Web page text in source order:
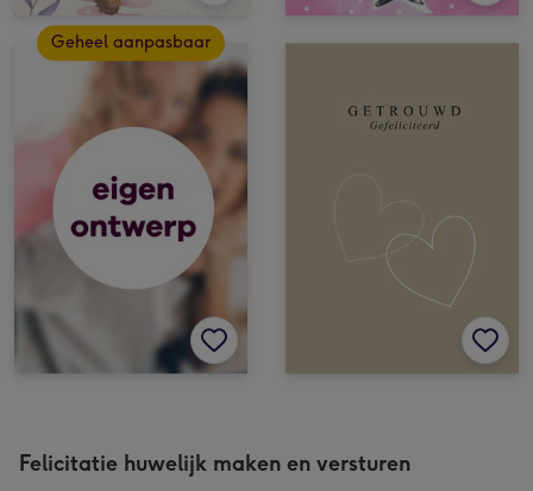
Geheel aanpasbaar
Felicitatie huwelijk maken en versturen